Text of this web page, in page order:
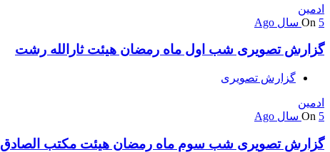
ادمین
On 5 سال Ago
گزارش تصویری شب اول ماه رمضان هیئت ثارالله رشت
گزارش تصویری
ادمین
On 5 سال Ago
گزارش تصویری شب سوم ماه رمضان هیئت مکتب الصادق